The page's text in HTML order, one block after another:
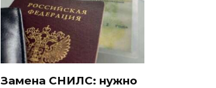
Замена СНИЛС: нужно